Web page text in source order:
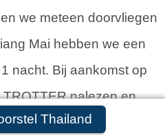
aanvragen
we meteen doorvliegen
Mai hebben we een
nacht. Bij aankomst op
nalezen en
hadden we een leuke
Thailand